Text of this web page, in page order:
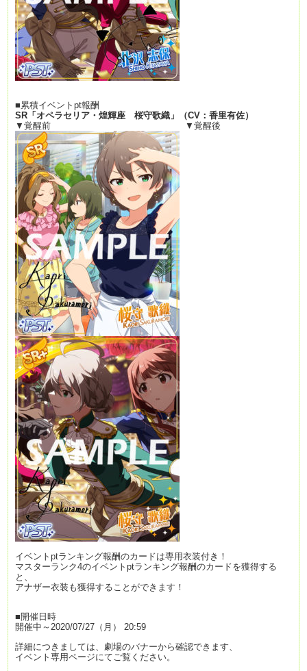
■累積イベントpt報酬
SR「オペラセリア・煌輝座 桜守歌織」（CV：香里有佐）
▼覚醒前 ▼覚醒後
イベントptランキング報酬のカードは専用衣装付き！
マスターランク4のイベントptランキング報酬のカードを獲得する
と、
アナザー衣装も獲得することができます！
■開催日時
開催中～2020/07/27（月） 20:59
詳細につきましては、劇場のバナーから確認できます、
イベント専用ページにてご覧ください。